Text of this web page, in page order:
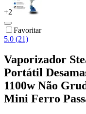
+2
Favoritar
5.0 (21)
Vaporizador
Portátil
1100w Não
Mini Ferro